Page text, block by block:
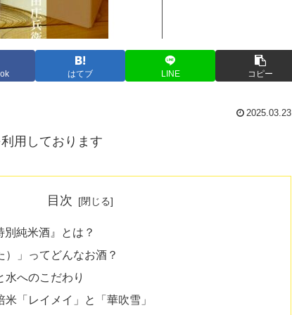
はてブ LINE コピー
2025.03.23
用しております
目次
純米酒』とは？
）」ってどんなお酒？
水へのこだわり
「レイメイ」と「華吹雪」